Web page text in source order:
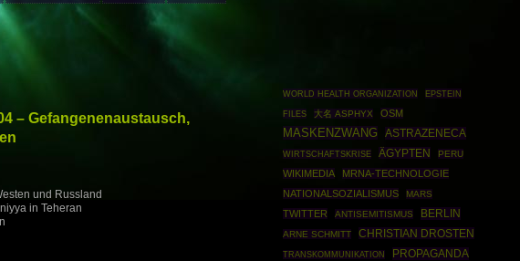
– Gefangenenaustausch,
und Russland
in Teheran
WORLD HEALTH ORGANIZATION
EPSTEIN
FILES
大名 ASPHYX OSM
MASKENZWANG ASTRAZENECA
WIRTSCHAFTSKRISE ÄGYPTEN PERU
WIKIMEDIA
MRNA-TECHNOLOGIE
NATIONALSOZIALISMUS
MARS
TWITTER ANTISEMITISMUS BERLIN
ARNE SCHMITT CHRISTIAN DROSTEN
TRANSKOMMUNIKATION
PROPAGANDA